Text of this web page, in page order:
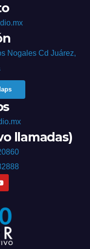
Nogales Cd Juárez,
llamadas)